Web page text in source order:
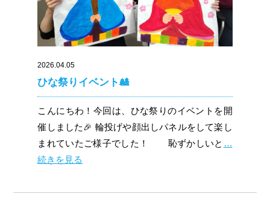
2026.04.05
ひな祭りイベント🎎
こんにちわ！今回は、ひな祭りのイベントを開
催しました🎉 輪投げや顔出しパネルをして楽し
まれていたご様子でした！ 恥ずかしいと …
続きを見る